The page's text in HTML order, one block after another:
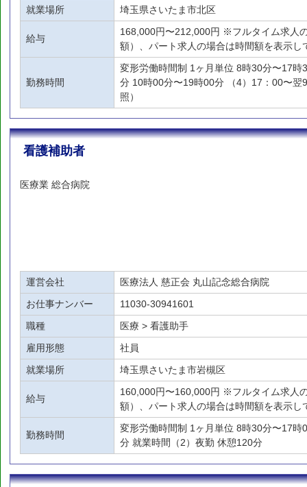
就業場所
埼玉県さいたま市北区
給与
168,000円〜212,000円 ※フルタイム求人
額）、パート求人の場合は時間額を表示し
勤務時間
変形労働時間制 1ヶ月単位 8時30分〜17時
分 10時00分〜19時00分 （4）17：00〜翌
照）
看護補助者
医療業 総合病院
運営会社
医療法人 慈正会 丸山記念総合病院
お仕事ナンバー
11030-30941601
職種
医療 > 看護助手
雇用形態
社員
就業場所
埼玉県さいたま市岩槻区
給与
160,000円〜160,000円 ※フルタイム求人
額）、パート求人の場合は時間額を表示し
勤務時間
変形労働時間制 1ヶ月単位 8時30分〜17時
分 就業時間（2）夜勤 休憩120分